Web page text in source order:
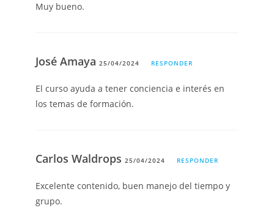
Muy bueno.
José Amaya25/04/2024 RESPONDER
El curso ayuda a tener conciencia e interés en
los temas de formación.
Carlos Waldrops25/04/2024 RESPONDER
Excelente contenido, buen manejo del tiempo y
grupo.